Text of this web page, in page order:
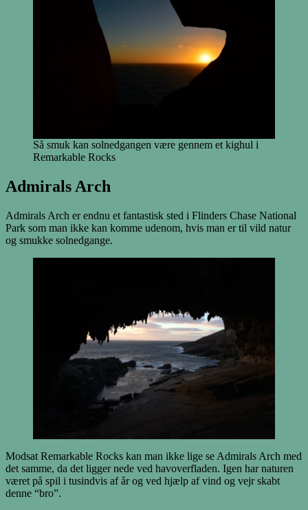
Så smuk kan solnedgangen være gennem et kighul i
Remarkable Rocks
Admirals Arch
Admirals Arch er endnu et fantastisk sted i Flinders Chase National
Park som man ikke kan komme udenom, hvis man er til vild natur
og smukke solnedgange.
Modsat Remarkable Rocks kan man ikke lige se Admirals Arch med
det samme, da det ligger nede ved havoverfladen. Igen har naturen
været på spil i tusindvis af år og ved hjælp af vind og vejr skabt
denne “bro”.